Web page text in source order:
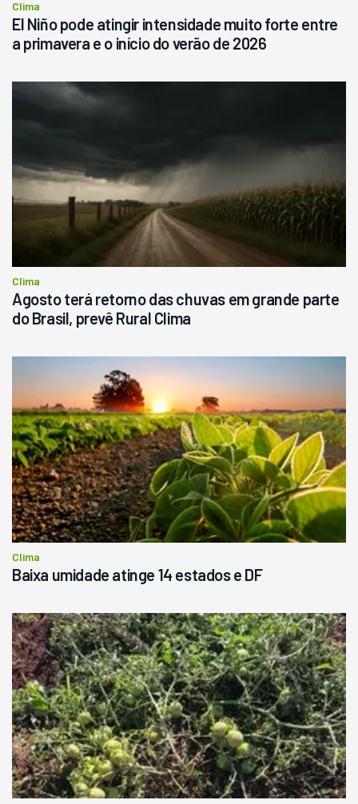
Clima
El Niño pode atingir intensidade muito forte entre
a primavera e o início do verão de 2026
Clima
Agosto terá retorno das chuvas em grande parte
do Brasil, prevê Rural Clima
Clima
Baixa umidade atinge 14 estados e DF